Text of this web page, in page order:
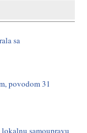
sa
povodom 31